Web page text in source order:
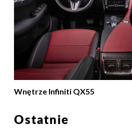
Wnętrze Infiniti QX55
Ostatnie